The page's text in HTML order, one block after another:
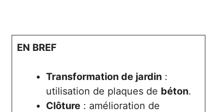
EN BREF
Transformation de jardin :
utilisation de plaques de béton.
Clôture : amélioration de